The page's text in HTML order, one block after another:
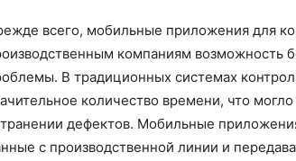
всего, мобильные приложения для
компаниям возможность
В традиционных системах
количество времени, что
дефектов. Мобильные
с производственной линии и